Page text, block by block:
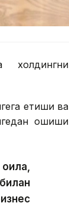
холдингни
етиши ва
ошиши